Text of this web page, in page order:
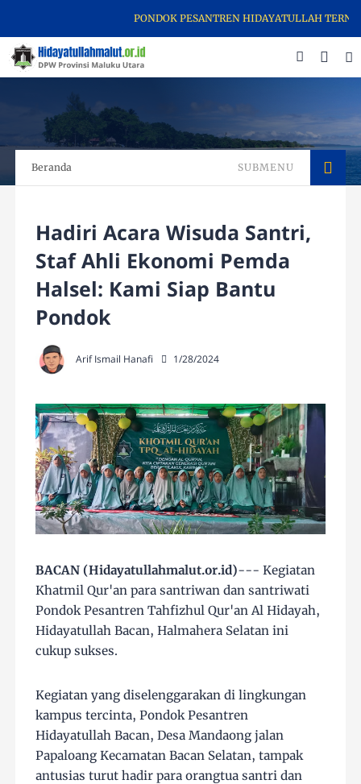
PONDOK PESANTREN HIDAYATULLAH
Beranda SUBMENU
Hadiri Acara Wisuda Santri,
Staf Ahli Ekonomi Pemda
Halsel: Kami Siap Bantu
Pondok
Arif Ismail Hanafi 1/28/2024
BACAN (Hidayatullahmalut.or.id)--- Kegiatan
Khatmil Qur'an para santriwan dan santriwati
Pondok Pesantren Tahfizhul Qur'an Al Hidayah,
Hidayatullah Bacan, Halmahera Selatan ini
cukup sukses.
Kegiatan yang diselenggarakan di lingkungan
kampus tercinta, Pondok Pesantren
Hidayatullah Bacan, Desa Mandaong jalan
Papaloang Kecamatan Bacan Selatan, tampak
antusias turut hadir para orangtua santri dan